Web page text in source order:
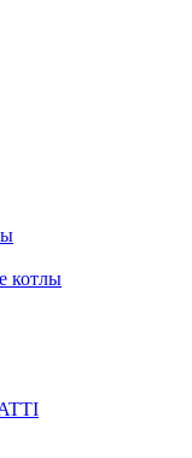
котлы